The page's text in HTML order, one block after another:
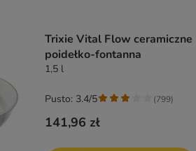
Trixie Vital Flow ceramiczne
poidełko-fontanna
1,5 l
141,96 zł
Pusto: 3.4/5 (799)